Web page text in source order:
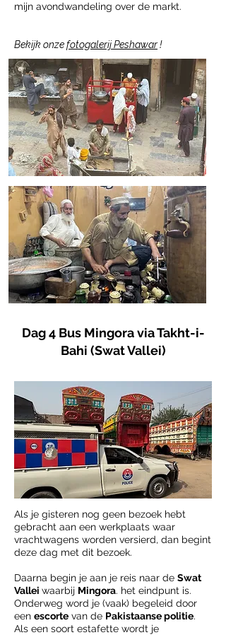
mijn avondwandeling over de markt.
Bekijk onzefotogalerij Peshawar!
Dag 4 Bus Mingora via Takht-i-
Bahi (Swat Vallei)
Als je gisteren nog geen bezoek hebt
gebracht aan een werkplaats waar
vrachtwagens worden versierd, dan begint
deze dag met dit bezoek.
Daarna begin je aan je reis naar de Swat
Vallei waarbij Mingora. het eindpunt is.
Onderweg word je (vaak) begeleid door
een escorte van de Pakistaanse politie.
Als een soort estafette wordt je